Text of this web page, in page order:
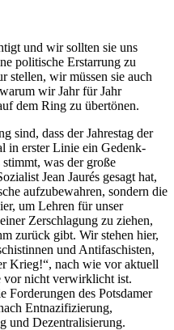
und wir sollten sie uns
politische Erstarrung zu
stellen, wir müssen sie auch
wir Jahr für Jahr
dem Ring zu übertönen.
sind, dass der Jahrestag der
in erster Linie ein Gedenk-
was der große
Jean Jaurés gesagt hat,
aufzubewahren, sondern die
um Lehren für unser
Zerschlagung zu ziehen,
zurück gibt. Wir stehen hier,
und Antifaschisten,
Krieg!“, nach wie vor aktuell
vor nicht verwirklicht ist.
des Potsdamer
Entnazifizierung,
und Dezentralisierung.